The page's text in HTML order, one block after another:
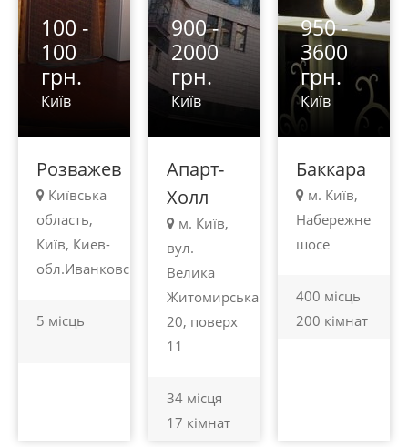
100 -
100
грн.
Київ
Розважев
Київська
область,
Київ, Киев-
обл.Иванковскийр.
5 місць
900 -
2000
грн.
Київ
Апарт-
Холл
м. Київ,
вул.
Велика
Житомирська
20, поверх
11
34 місця
17 кімнат
950 -
3600
грн.
Київ
Баккара
м. Київ,
Набережне
шосе
400 місць
200 кімнат